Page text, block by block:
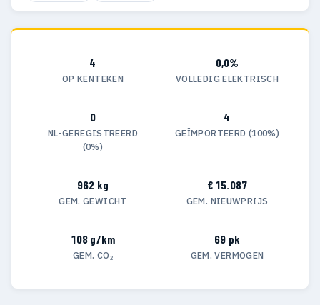
4
OP KENTEKEN
0,0%
VOLLEDIG ELEKTRISCH
0
NL-GEREGISTREERD
(0%)
4
GEÏMPORTEERD (100%)
962 kg
GEM. GEWICHT
€ 15.087
GEM. NIEUWPRIJS
108 g/km
GEM. CO₂
69 pk
GEM. VERMOGEN